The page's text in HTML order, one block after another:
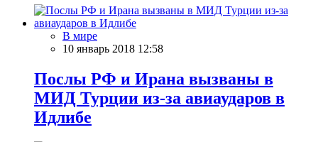
В мире
10 январь 2018 12:58
Послы РФ и Ирана вызваны в
МИД Турции из-за авиаударов в
Идлибе